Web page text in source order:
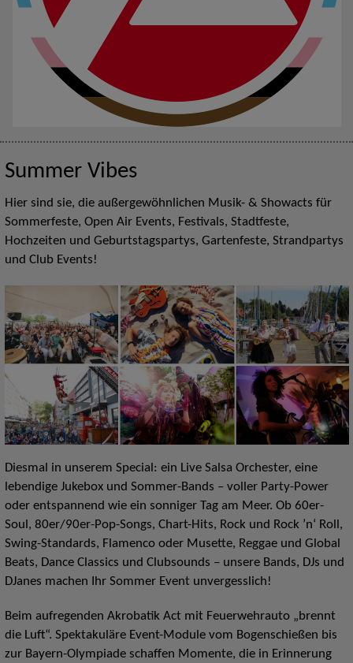
Summer Vibes
Hier sind sie, die außergewöhnlichen Musik- & Showacts für
Sommerfeste, Open Air Events, Festivals, Stadtfeste,
Hochzeiten und Geburtstagspartys, Gartenfeste, Strandpartys
und Club Events!
Diesmal in unserem Special: ein Live Salsa Orchester, eine
lebendige Jukebox und Sommer-Bands – voller Party-Power
oder entspannend wie ein sonniger Tag am Meer. Ob 60er-
Soul, 80er/90er-Pop-Songs, Chart-Hits, Rock und Rock ’n‘ Roll,
Swing-Standards, Flamenco oder Musette, Reggae und Global
Beats, Dance Classics und Clubsounds – unsere Bands, DJs und
DJanes machen Ihr Sommer Event unvergesslich!
Beim aufregenden Akrobatik Act mit Feuerwehrauto „brennt
die Luft“. Spektakuläre Event-Module vom Bogenschießen bis
zur Bayern-Olympiade schaffen Momente, die in Erinnerung